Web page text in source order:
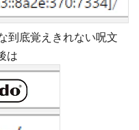
到底覚えきれない呪文
は